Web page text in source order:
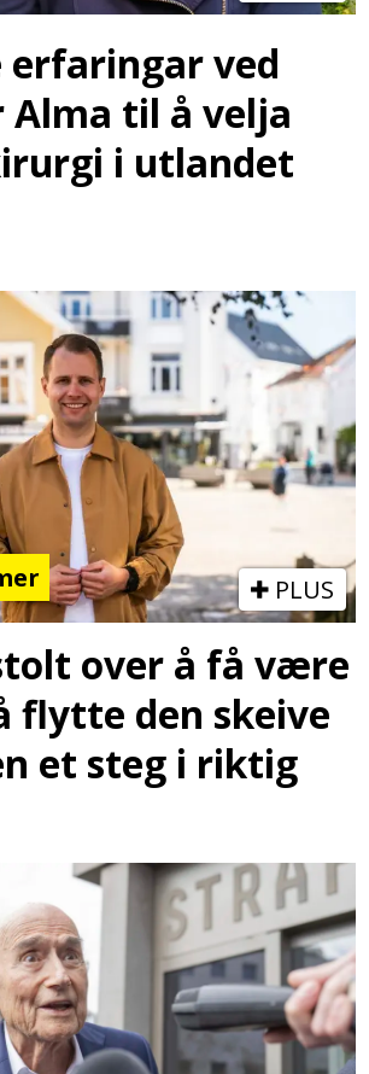
erfaringar ved
Alma til å velja
i utlandet
PLUS
over å få være
flytte den skeive
et steg i riktig